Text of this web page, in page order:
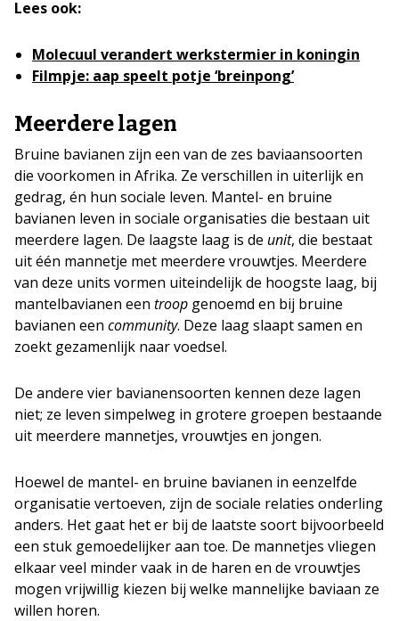
Lees ook:
Molecuul verandert werkstermier in koningin
Filmpje: aap speelt potje ‘breinpong’
Meerdere lagen
Bruine bavianen zijn een van de zes baviaansoorten
die voorkomen in Afrika. Ze verschillen in uiterlijk en
gedrag, én hun sociale leven. Mantel- en bruine
bavianen leven in sociale organisaties die bestaan uit
meerdere lagen. De laagste laag is de unit, die bestaat
uit één mannetje met meerdere vrouwtjes. Meerdere
van deze units vormen uiteindelijk de hoogste laag, bij
mantelbavianen een troop genoemd en bij bruine
bavianen een community. Deze laag slaapt samen en
zoekt gezamenlijk naar voedsel.
De andere vier bavianensoorten kennen deze lagen
niet; ze leven simpelweg in grotere groepen bestaande
uit meerdere mannetjes, vrouwtjes en jongen.
Hoewel de mantel- en bruine bavianen in eenzelfde
organisatie vertoeven, zijn de sociale relaties onderling
anders. Het gaat het er bij de laatste soort bijvoorbeeld
een stuk gemoedelijker aan toe. De mannetjes vliegen
elkaar veel minder vaak in de haren en de vrouwtjes
mogen vrijwillig kiezen bij welke mannelijke baviaan ze
willen horen.